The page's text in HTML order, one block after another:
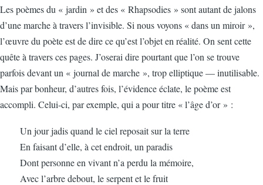
Les poèmes du « jardin » et des « Rhapsodies » sont autant de jalons
d’une marche à travers l’invisible. Si nous voyons « dans un miroir »,
l’œuvre du poète est de dire ce qu’est l’objet en réalité. On sent cette
quête à travers ces pages. J’oserai dire pourtant que l’on se trouve
parfois devant un « journal de marche », trop elliptique — inutilisable.
Mais par bonheur, d’autres fois, l’évidence éclate, le poème est
accompli. Celui-ci, par exemple, qui a pour titre « l’âge d’or » :
Un jour jadis quand le ciel reposait sur la terre
En faisant d’elle, à cet endroit, un paradis
Dont personne en vivant n’a perdu la mémoire,
Avec l’arbre debout, le serpent et le fruit